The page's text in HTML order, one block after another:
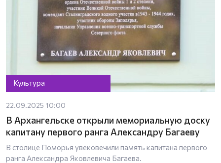
Культура
22.09.2025 10:00
В Архангельске открыли мемориальную доску
капитану первого ранга Александру Багаеву
В столице Поморья увековечили память капитана первого
ранга Александра Яковлевича Багаева.